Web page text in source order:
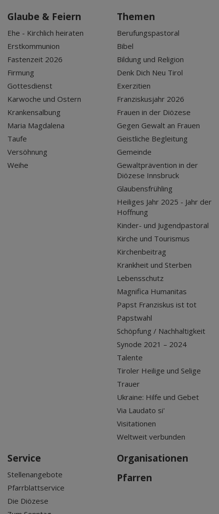
Glaube & Feiern
Ehe - Kirchlich heiraten
Erstkommunion
Fastenzeit 2026
Firmung
Gottesdienst
Karwoche und Ostern
Krankensalbung
Maria Magdalena
Taufe
Versöhnung
Weihe
Themen
Berufungspastoral
Bibel
Bildung und Religion
Denk Dich Neu Tirol
Exerzitien
Franziskusjahr 2026
Frauen in der Diözese
Gegen Gewalt an Frauen
Geistliche Begleitung
Gemeinde
Gewaltprävention in der
Diözese Innsbruck
Glaubensfrühling
Heiliges Jahr 2025 - Jahr der
Hoffnung
Kinder- und Jugendpastoral
Kirche und Tourismus
Kirchenbeitrag
Krankheit und Sterben
Lebensschutz
Magnifica Humanitas
Papst Franziskus ist tot
Papstwahl
Schöpfung / Nachhaltigkeit
Synode 2021 – 2024
Talente
Tiroler Heilige und Selige
Trauer
Ukraine: Hilfe und Gebet
Via Laudato si'
Visitationen
Weltweit verbunden
Service
Stellenangebote
Pfarrblattservice
Die Diözese
Organisationen
Pfarren